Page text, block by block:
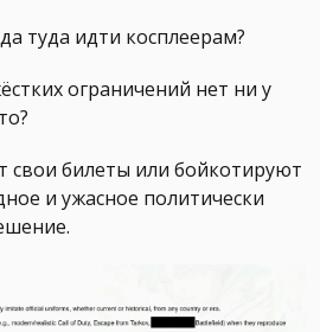
туда идти косплеерам?
ограничений нет ни у
свои билеты или бойкотируют
и ужасное политически